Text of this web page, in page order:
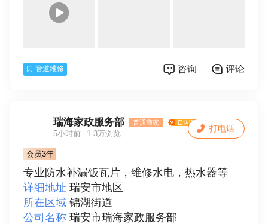
埋，加液，新旧空调出售，维修空气源热水
水，补漏，清理污水，化粪池，高压汽车疏通
修等各种服务。如果有需要咨询的随时欢迎O
K联系电话:15990785485
联系人
管道维修 咨询 评论
瑞海家政服务部 普通商家
5小时前 1.3万浏览
会员3年
专业防水补漏饭瓦片，维修水电，热水器等
详细地址 瑞安市地区
所在区域 锦湖街道
公司名称 瑞安市瑞海家政服务部
打电话